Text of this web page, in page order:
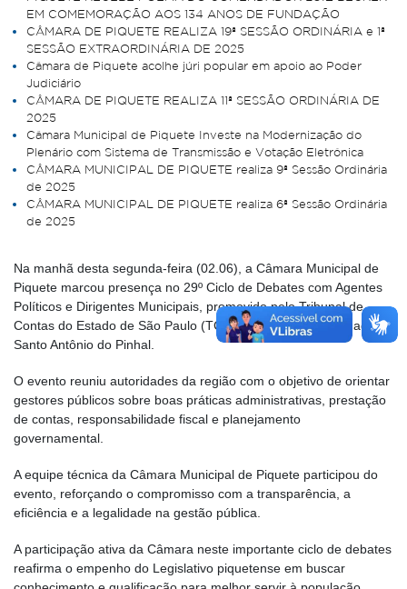
EM COMEMORAÇÃO AOS 134 ANOS DE FUNDAÇÃO
CÂMARA DE PIQUETE REALIZA 19ª SESSÃO ORDINÁRIA e 1ª
SESSÃO EXTRAORDINÁRIA DE 2025
Câmara de Piquete acolhe júri popular em apoio ao Poder
Judiciário
CÂMARA DE PIQUETE REALIZA 11ª SESSÃO ORDINÁRIA DE
2025
Câmara Municipal de Piquete Investe na Modernização do
Plenário com Sistema de Transmissão e Votação Eletrônica
CÂMARA MUNICIPAL DE PIQUETE realiza 9ª Sessão Ordinária
de 2025
CÂMARA MUNICIPAL DE PIQUETE realiza 6ª Sessão Ordinária
de 2025
Na manhã desta segunda-feira (02.06), a Câmara Municipal de
Piquete marcou presença no 29º Ciclo de Debates com Agentes
Políticos e Dirigentes Municipais, promovido pelo Tribunal de
Contas do Estado de São Paulo (TCE/SP), realizado na cidade de
Santo Antônio do Pinhal.
O evento reuniu autoridades da região com o objetivo de orientar
gestores públicos sobre boas práticas administrativas, prestação
de contas, responsabilidade fiscal e planejamento
governamental.
A equipe técnica da Câmara Municipal de Piquete participou do
evento, reforçando o compromisso com a transparência, a
eficiência e a legalidade na gestão pública.
A participação ativa da Câmara neste importante ciclo de debates
reafirma o empenho do Legislativo piquetense em buscar